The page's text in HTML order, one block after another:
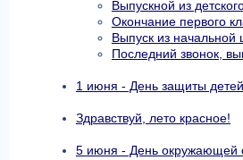
Выпускной из
Окончание первого
Выпуск из начальной
Последний звонок,
1 июня - День защиты детей
Здравствуй, лето красное!
5 июня - День окружающей